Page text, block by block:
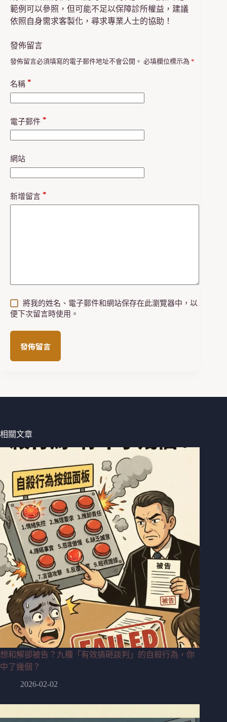
範例可以參照，但可能不足以保障診所權益，建議
依照自身需求客製化，尋求專業人士的協助！
發佈留言
發佈留言必須填寫的電子郵件地址不會公開。 必填欄位標示為 *
名稱 *
電子郵件 *
網站
新增留言 *
將我的姓名、電子郵件和網站保存在此瀏覽器中，以
便下次留言時使用。
發佈留言
相關文章
想和解卻被告？九種「有效搞砸談判」的自殺行為，你
中了幾個？
2026-02-02